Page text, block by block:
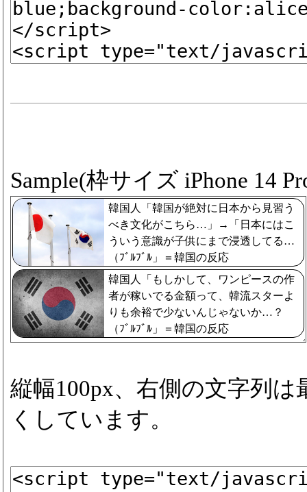
Sample(枠サイズ iPhone 14
韓国人「韓国が絶対に日本から見習う
べき文化がこちら…」→「日本にはこ
ういう意識が子供にまで浸透してる…
（ﾌﾞﾙﾌﾞﾙ」＝韓国の反応
韓国人「もしかして、ワンピースの作
者が稼いでる金額って、韓流スターよ
りも余裕で少ないんじゃないか…？
（ﾌﾞﾙﾌﾞﾙ」＝韓国の反応
縦幅100px、右側の文字列
くしています。